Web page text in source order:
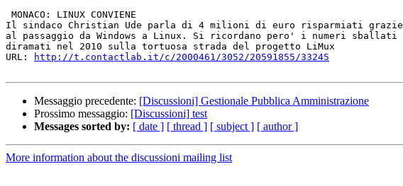
Il sindaco Christian Ude parla di 4 milioni di euro risparmiati grazie
al passaggio da Windows a Linux. Si ricordano pero' i numeri sballati
diramati nel 2010 sulla tortuosa strada del progetto LiMux
URL:
http://t.contactlab.it/c/2000461/3052/20591855/33245
Messaggio precedente: [Discussioni] Gestionale Pubblica Amministrazione
Prossimo messaggio: [Discussioni] test
Messages sorted by: [ date ] [ thread ] [ subject ] [ author ]
More information about the discussioni mailing list